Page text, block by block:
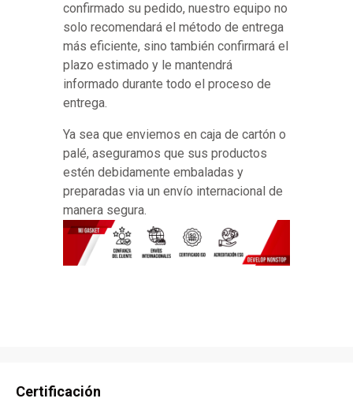
confirmado su pedido, nuestro equipo no
solo recomendará el método de entrega
más eficiente, sino también confirmará el
plazo estimado y le mantendrá
informado durante todo el proceso de
entrega.
Ya sea que enviemos en caja de cartón o
palé, aseguramos que sus productos
estén debidamente embaladas y
preparadas via un envío internacional de
manera segura.
Certificación